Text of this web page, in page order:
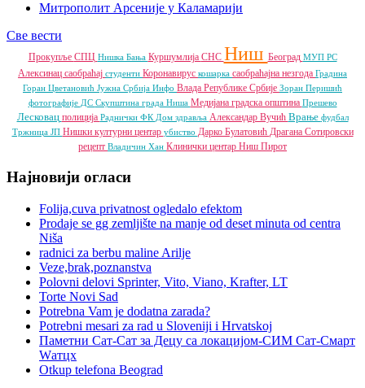
Митрополит Арсеније у Каламарији
Све вести
Прокупље СПЦ Нишка Бања Куршумлија СНС Ниш Београд МУП РС
Алексинац саобраћај студенти Коронавирус кошарка саобраћајна незгода Градина
Горан Цветановић Јужна Србија Инфо Влада Републике Србије Зоран Перишић
фотографије ДС Скупштина града Ниша Медијана градска општина Прешево
Лесковац полиција Раднички ФК Дом здравља Александар Вучић Врање фудбал
Тржница ЈП Нишки културни центар убиство Дарко Булатовић Драгана Сотировски
рецепт Владичин Хан Клинички центар Ниш Пирот
Најновији огласи
Folija,cuva privatnost ogledalo efektom
Prodaje se gg zemljište na manje od deset minuta od centra
Niša
radnici za berbu maline Arilje
Veze,brak,poznanstva
Polovni delovi Sprinter, Vito, Viano, Krafter, LT
Torte Novi Sad
Potrebna Vam je dodatna zarada?
Potrebni mesari za rad u Sloveniji i Hrvatskoj
Паметни Сат-Сат за Децу са локацијом-СИМ Сат-Смарт
Wатцх
Otkup telefona Beograd